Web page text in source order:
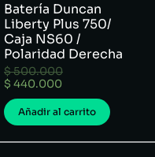
Batería Duncan
Liberty Plus 750/
Caja NS60 /
Polaridad Derecha
$500.000
$ 440.000
Añadir al carrito